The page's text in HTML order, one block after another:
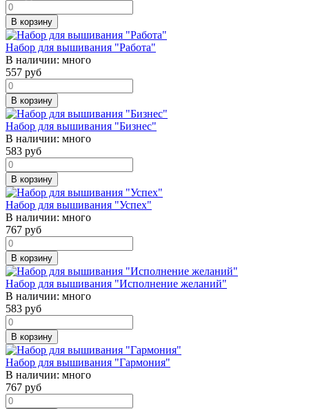
В корзину
Набор для вышивания "Работа"
В наличии: много
557 руб
В корзину
Набор для вышивания "Бизнес"
В наличии: много
583 руб
В корзину
Набор для вышивания "Успех"
В наличии: много
767 руб
В корзину
Набор для вышивания "Исполнение желаний"
В наличии: много
583 руб
В корзину
Набор для вышивания "Гармония"
В наличии: много
767 руб